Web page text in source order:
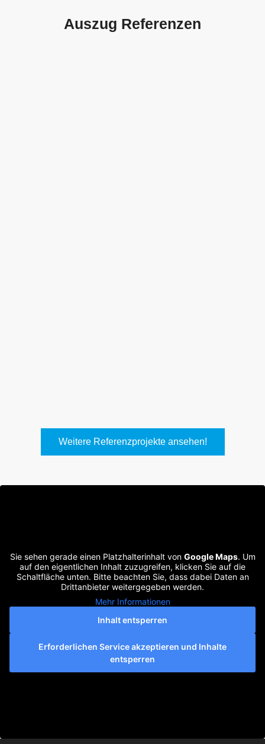
Auszug Referenzen
Weitere Referenzprojekte ansehen!
Sie sehen gerade einen Platzhalterinhalt von Google Maps. Um
auf den eigentlichen Inhalt zuzugreifen, klicken Sie auf die
Schaltfläche unten. Bitte beachten Sie, dass dabei Daten an
Drittanbieter weitergegeben werden.
Mehr Informationen
Inhalt entsperren
Erforderlichen Service akzeptieren und Inhalte
entsperren